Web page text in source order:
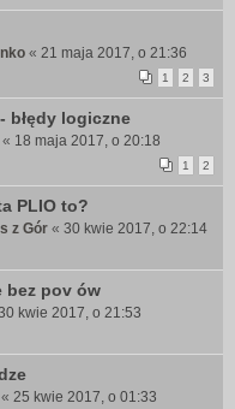
« 21 maja 2017, o 21:36
1 2 3
błędy logiczne
« 18 maja 2017, o 20:18
1 2
PLIO to?
z Gór « 30 kwie 2017, o 22:14
bez pov ów
kwie 2017, o 21:53
« 25 kwie 2017, o 01:33